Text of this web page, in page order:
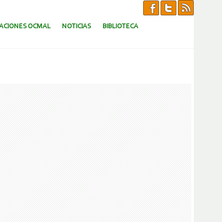
OCMAL NOTICIAS BIBLIOTECA